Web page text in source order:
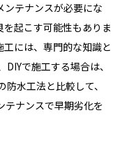
ンテナンスが必要にな
起こす可能性もありま
工には、専門的な知識と
で施工する場合は、
水工法と比較して、
テナンスで早期劣化を